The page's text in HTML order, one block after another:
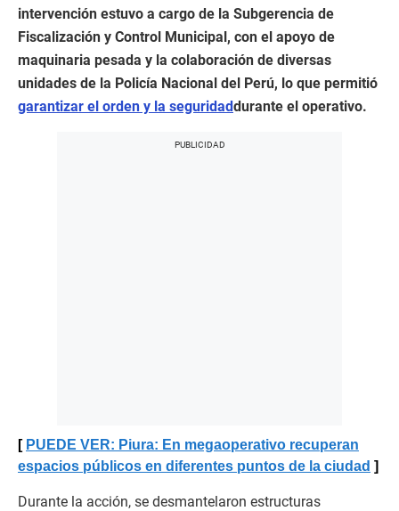
intervención estuvo a cargo de la Subgerencia de
Fiscalización y Control Municipal, con el apoyo de
maquinaria pesada y la colaboración de diversas
unidades de la Policía Nacional del Perú, lo que permitió
garantizar el orden y la seguridaddurante el operativo.
PUEDE VER: Piura: En megaoperativo recuperan
espacios públicos en diferentes puntos de la ciudad
Durante la acción, se desmantelaron estructuras